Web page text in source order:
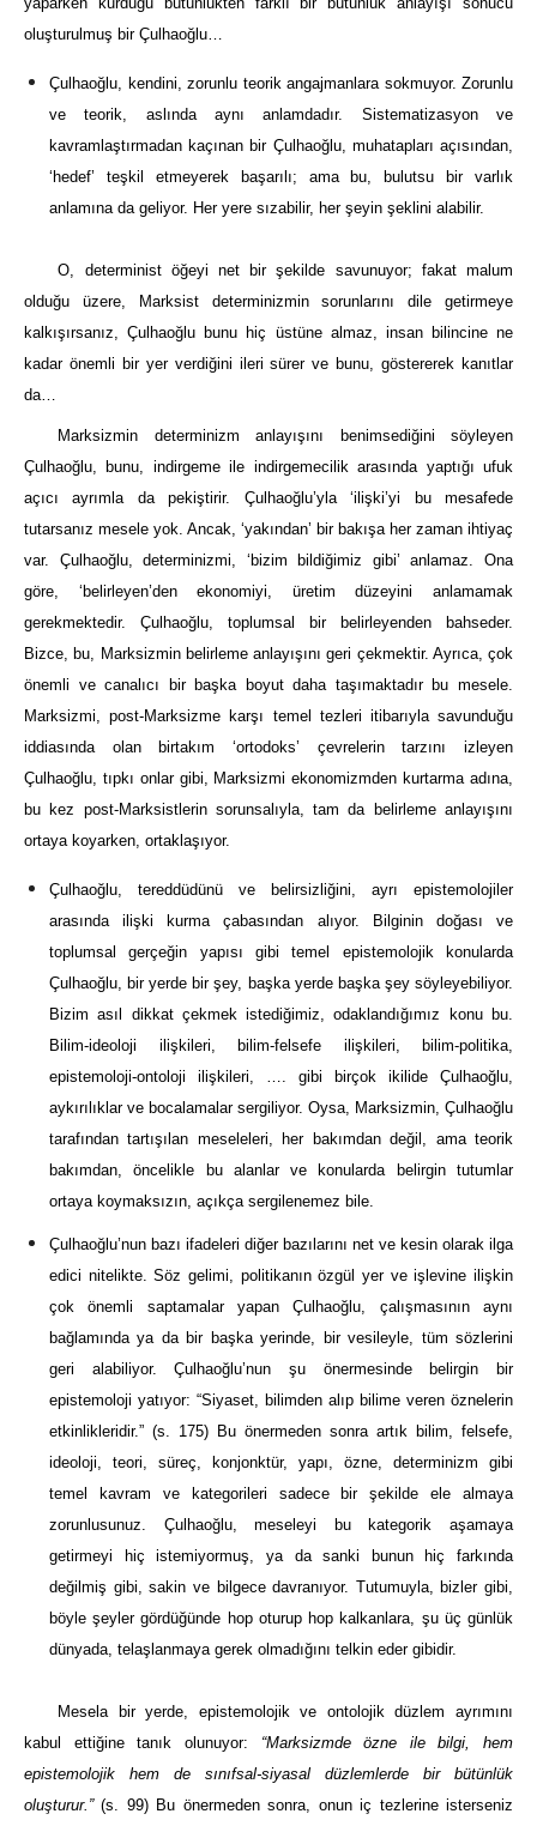
oluşturulmuş bir Çulhaoğlu…
Çulhaoğlu, kendini, zorunlu teorik angajmanlara sokmuyor. Zorunlu
ve teorik, aslında aynı anlamdadır. Sistematizasyon ve
kavramlaştırmadan kaçınan bir Çulhaoğlu, muhatapları açısından,
‘hedef’ teşkil etmeyerek başarılı; ama bu, bulutsu bir varlık
anlamına da geliyor. Her yere sızabilir, her şeyin şeklini alabilir.
O, determinist öğeyi net bir şekilde savunuyor; fakat malum
olduğu üzere, Marksist determinizmin sorunlarını dile getirmeye
kalkışırsanız, Çulhaoğlu bunu hiç üstüne almaz, insan bilincine ne
kadar önemli bir yer verdiğini ileri sürer ve bunu, göstererek kanıtlar
da…
Marksizmin determinizm anlayışını benimsediğini söyleyen
Çulhaoğlu, bunu, indirgeme ile indirgemecilik arasında yaptığı ufuk
açıcı ayrımla da pekiştirir. Çulhaoğlu’yla ‘ilişki’yi bu mesafede
tutarsanız mesele yok. Ancak, ‘yakından’ bir bakışa her zaman ihtiyaç
var. Çulhaoğlu, determinizmi, ‘bizim bildiğimiz gibi’ anlamaz. Ona
göre, ‘belirleyen’den ekonomiyi, üretim düzeyini anlamamak
gerekmektedir. Çulhaoğlu, toplumsal bir belirleyenden bahseder.
Bizce, bu, Marksizmin belirleme anlayışını geri çekmektir. Ayrıca, çok
önemli ve canalıcı bir başka boyut daha taşımaktadır bu mesele.
Marksizmi, post-Marksizme karşı temel tezleri itibarıyla savunduğu
iddiasında olan birtakım ‘ortodoks’ çevrelerin tarzını izleyen
Çulhaoğlu, tıpkı onlar gibi, Marksizmi ekonomizmden kurtarma adına,
bu kez post-Marksistlerin sorunsalıyla, tam da belirleme anlayışını
ortaya koyarken, ortaklaşıyor.
Çulhaoğlu, tereddüdünü ve belirsizliğini, ayrı epistemolojiler
arasında ilişki kurma çabasından alıyor. Bilginin doğası ve
toplumsal gerçeğin yapısı gibi temel epistemolojik konularda
Çulhaoğlu, bir yerde bir şey, başka yerde başka şey söyleyebiliyor.
Bizim asıl dikkat çekmek istediğimiz, odaklandığımız konu bu.
Bilim-ideoloji ilişkileri, bilim-felsefe ilişkileri, bilim-politika,
epistemoloji-ontoloji ilişkileri, …. gibi birçok ikilide Çulhaoğlu,
aykırılıklar ve bocalamalar sergiliyor. Oysa, Marksizmin, Çulhaoğlu
tarafından tartışılan meseleleri, her bakımdan değil, ama teorik
bakımdan, öncelikle bu alanlar ve konularda belirgin tutumlar
ortaya koymaksızın, açıkça sergilenemez bile.
Çulhaoğlu’nun bazı ifadeleri diğer bazılarını net ve kesin olarak ilga
edici nitelikte. Söz gelimi, politikanın özgül yer ve işlevine ilişkin
çok önemli saptamalar yapan Çulhaoğlu, çalışmasının aynı
bağlamında ya da bir başka yerinde, bir vesileyle, tüm sözlerini
geri alabiliyor. Çulhaoğlu’nun şu önermesinde belirgin bir
epistemoloji yatıyor: “Siyaset, bilimden alıp bilime veren öznelerin
etkinlikleridir.” (s. 175) Bu önermeden sonra artık bilim, felsefe,
ideoloji, teori, süreç, konjonktür, yapı, özne, determinizm gibi
temel kavram ve kategorileri sadece bir şekilde ele almaya
zorunlusunuz. Çulhaoğlu, meseleyi bu kategorik aşamaya
getirmeyi hiç istemiyormuş, ya da sanki bunun hiç farkında
değilmiş gibi, sakin ve bilgece davranıyor. Tutumuyla, bizler gibi,
böyle şeyler gördüğünde hop oturup hop kalkanlara, şu üç günlük
dünyada, telaşlanmaya gerek olmadığını telkin eder gibidir.
Mesela bir yerde, epistemolojik ve ontolojik düzlem ayrımını
kabul ettiğine tanık olunuyor: “Marksizmde özne ile bilgi, hem
epistemolojik hem de sınıfsal-siyasal düzlemlerde bir bütünlük
oluşturur.”(s. 99) Bu önermeden sonra, onun iç tezlerine isterseniz